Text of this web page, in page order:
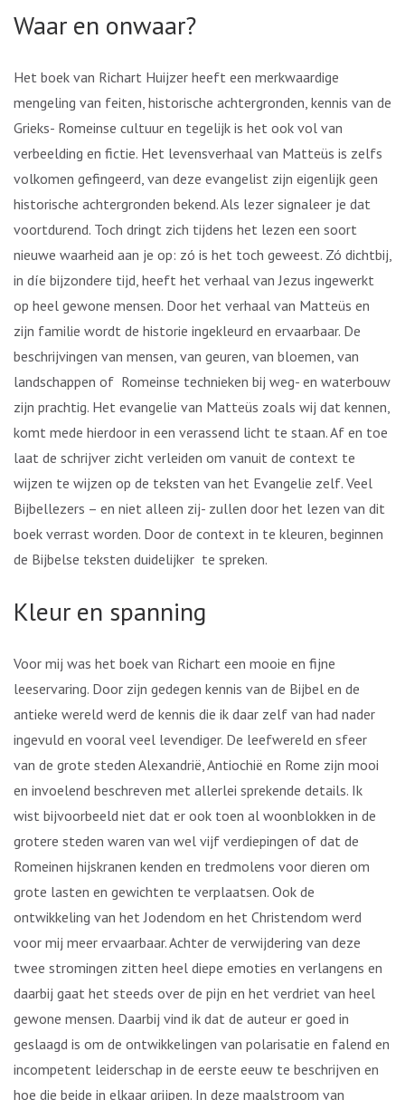
Waar en onwaar?
Het boek van Richart Huijzer heeft een merkwaardige
mengeling van feiten, historische achtergronden, kennis van de
Grieks- Romeinse cultuur en tegelijk is het ook vol van
verbeelding en fictie. Het levensverhaal van Matteüs is zelfs
volkomen gefingeerd, van deze evangelist zijn eigenlijk geen
historische achtergronden bekend. Als lezer signaleer je dat
voortdurend. Toch dringt zich tijdens het lezen een soort
nieuwe waarheid aan je op: zó is het toch geweest. Zó dichtbij,
in díe bijzondere tijd, heeft het verhaal van Jezus ingewerkt
op heel gewone mensen. Door het verhaal van Matteüs en
zijn familie wordt de historie ingekleurd en ervaarbaar. De
beschrijvingen van mensen, van geuren, van bloemen, van
landschappen of Romeinse technieken bij weg- en waterbouw
zijn prachtig. Het evangelie van Matteüs zoals wij dat kennen,
komt mede hierdoor in een verassend licht te staan. Af en toe
laat de schrijver zicht verleiden om vanuit de context te
wijzen te wijzen op de teksten van het Evangelie zelf. Veel
Bijbellezers – en niet alleen zij- zullen door het lezen van dit
boek verrast worden. Door de context in te kleuren, beginnen
de Bijbelse teksten duidelijker te spreken.
Kleur en spanning
Voor mij was het boek van Richart een mooie en fijne
leeservaring. Door zijn gedegen kennis van de Bijbel en de
antieke wereld werd de kennis die ik daar zelf van had nader
ingevuld en vooral veel levendiger. De leefwereld en sfeer
van de grote steden Alexandrië, Antiochië en Rome zijn mooi
en invoelend beschreven met allerlei sprekende details. Ik
wist bijvoorbeeld niet dat er ook toen al woonblokken in de
grotere steden waren van wel vijf verdiepingen of dat de
Romeinen hijskranen kenden en tredmolens voor dieren om
grote lasten en gewichten te verplaatsen. Ook de
ontwikkeling van het Jodendom en het Christendom werd
voor mij meer ervaarbaar. Achter de verwijdering van deze
twee stromingen zitten heel diepe emoties en verlangens en
daarbij gaat het steeds over de pijn en het verdriet van heel
gewone mensen. Daarbij vind ik dat de auteur er goed in
geslaagd is om de ontwikkelingen van polarisatie en falend en
incompetent leiderschap in de eerste eeuw te beschrijven en
hoe die beide in elkaar grijpen. In deze maalstroom van